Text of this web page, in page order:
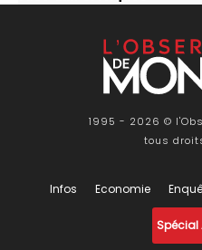
1995 - 2026 ©
tous
Infos Economie
Spécial